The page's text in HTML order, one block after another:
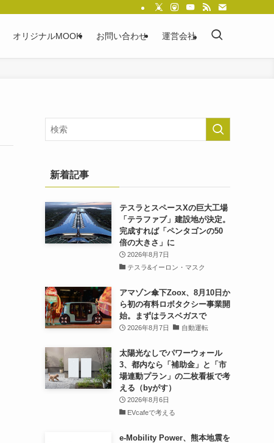
オリジナルMOOK お問い合わせ 運営会社
新着記事
テスラとスペースXの巨大工場
「テラファブ」建設地が決定。
完成すれば「ペンタゴンの50
倍の大きさ」に
2026年8月7日
テスラ&イーロン・マスク
アマゾン傘下Zoox、8月10日か
ら初の有料ロボタクシー事業開
始。まずはラスベガスで
2026年8月7日 自動運転
太陽光なしでパワーウォール
3、都内なら「補助金」と「市
場連動プラン」の二枚看板で考
える（byがす）
2026年8月6日
EVcafeで考える
e-Mobility Power、熊本地震を